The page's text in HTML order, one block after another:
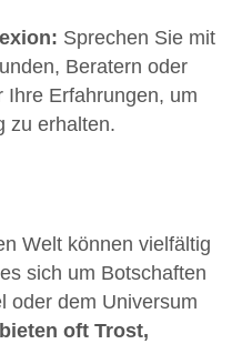
Sprechen Sie mit
Beratern oder
Ihre Erfahrungen, um
zu erhalten.
Welt können vielfältig
sich um Botschaften
oder dem Universum
oft Trost,